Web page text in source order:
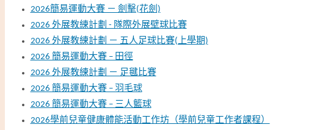
2026簡易運動大賽 － 劍擊(花劍)
2026 外展教練計劃 - 隊際外展壁球比賽
2026 外展教練計劃 － 五人足球比賽(上學期)
2026 簡易運動大賽 – 田徑
2026 外展教練計劃 － 足毽比賽
2026 簡易運動大賽 – 羽毛球
2026 簡易運動大賽 – 三人籃球
2026學前兒童健康體能活動工作坊（學前兒童工作者課程）